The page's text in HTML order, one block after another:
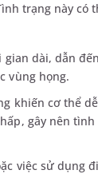
trạng này có
gian dài, dẫn
vùng họng.
khiến cơ thể
gây nên
việc sử dụng